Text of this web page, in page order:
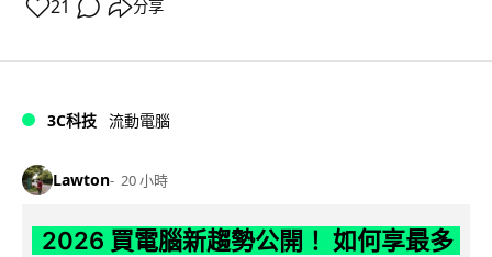
21 分享
3C科技 流動電腦
Lawton 20 小時
2026 買電腦新趨勢公開！ 如何享最多